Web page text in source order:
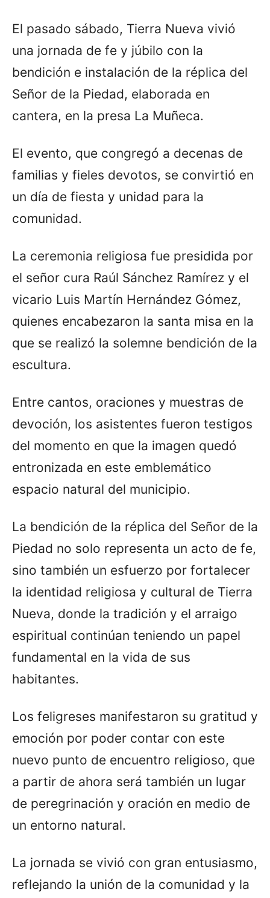
El pasado sábado, Tierra Nueva vivió
una jornada de fe y júbilo con la
bendición e instalación de la réplica del
Señor de la Piedad, elaborada en
cantera, en la presa La Muñeca.
El evento, que congregó a decenas de
familias y fieles devotos, se convirtió en
un día de fiesta y unidad para la
comunidad.
La ceremonia religiosa fue presidida por
el señor cura Raúl Sánchez Ramírez y el
vicario Luis Martín Hernández Gómez,
quienes encabezaron la santa misa en la
que se realizó la solemne bendición de la
escultura.
Entre cantos, oraciones y muestras de
devoción, los asistentes fueron testigos
del momento en que la imagen quedó
entronizada en este emblemático
espacio natural del municipio.
La bendición de la réplica del Señor de la
Piedad no solo representa un acto de fe,
sino también un esfuerzo por fortalecer
la identidad religiosa y cultural de Tierra
Nueva, donde la tradición y el arraigo
espiritual continúan teniendo un papel
fundamental en la vida de sus
habitantes.
Los feligreses manifestaron su gratitud y
emoción por poder contar con este
nuevo punto de encuentro religioso, que
a partir de ahora será también un lugar
de peregrinación y oración en medio de
un entorno natural.
La jornada se vivió con gran entusiasmo,
reflejando la unión de la comunidad y la